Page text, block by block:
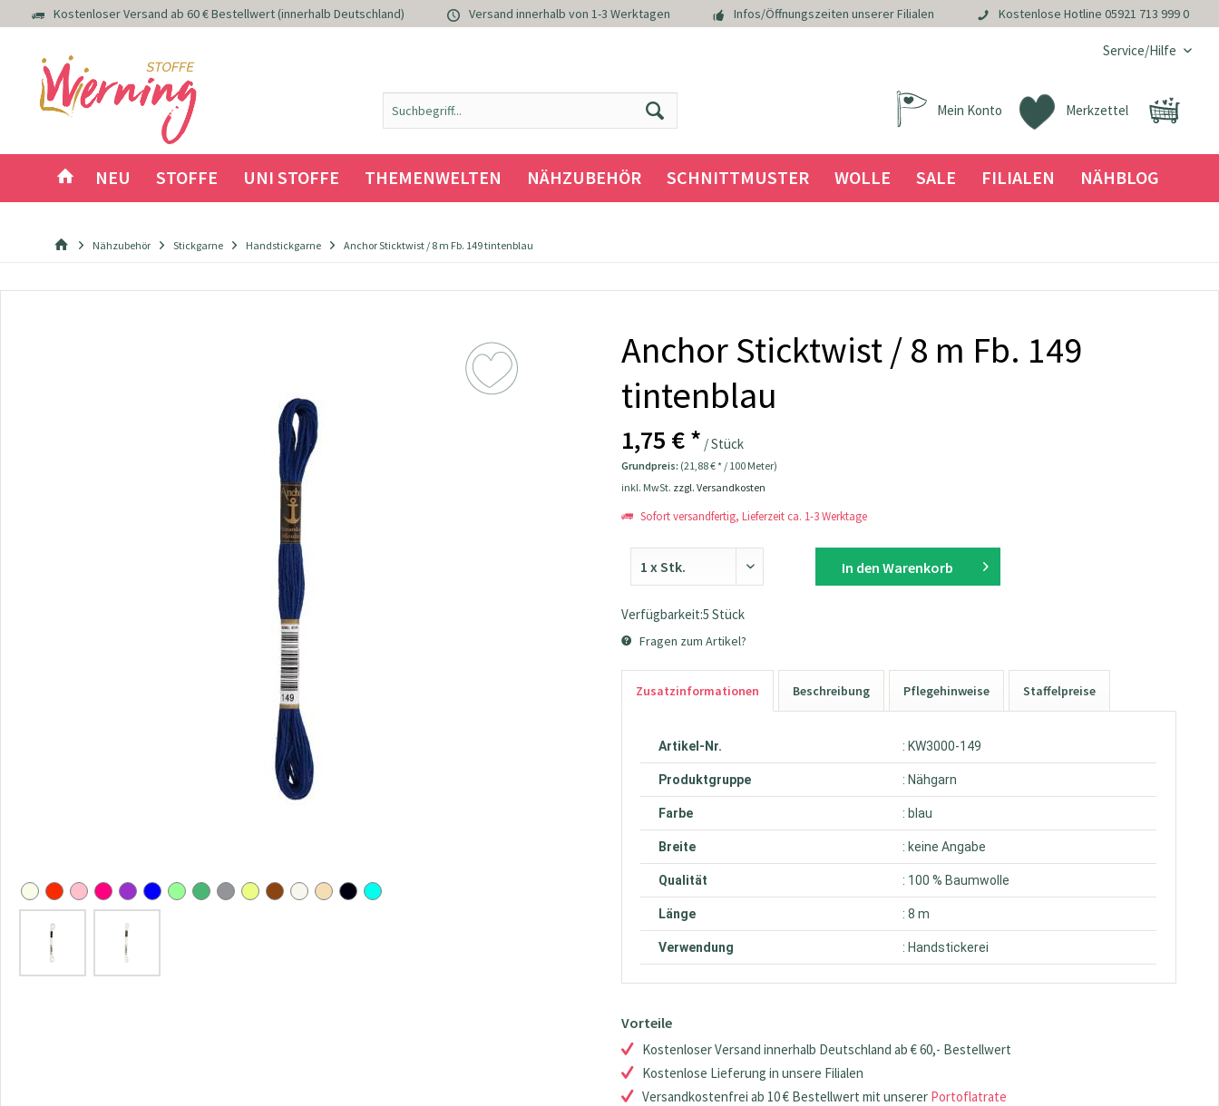
Kostenloser Versand ab 60 € Bestellwert (innerhalb Deutschland) Versand innerhalb von 1-3 Werktagen Infos/Öffnungszeiten unserer Filialen Kostenlose Hotline 05921 713 999 0
Service/Hilfe
Merkzettel
Mein Konto
NEU STOFFE UNI STOFFE THEMENWELTEN NÄHZUBEHÖR SCHNITTMUSTER WOLLE SALE FILIALEN NÄHBLOG
Nähzubehör Stickgarne Handstickgarne Anchor Sticktwist / 8 m Fb. 149 tintenblau
Anchor Sticktwist / 8 m Fb. 149
tintenblau
1,75 € * / Stück
Grundpreis: (21,88 € * / 100 Meter)
inkl. MwSt. zzgl. Versandkosten
Sofort versandfertig, Lieferzeit ca. 1-3 Werktage
In den Warenkorb
Verfügbarkeit:5 Stück
Fragen zum Artikel?
Zusatzinformationen Beschreibung Pflegehinweise Staffelpreise
Artikel-Nr. : KW3000-149
Produktgruppe : Nähgarn
Farbe : blau
Breite : keine Angabe
Qualität : 100 % Baumwolle
Länge : 8 m
Verwendung : Handstickerei
Vorteile
Kostenloser Versand innerhalb Deutschland ab € 60,- Bestellwert
Kostenlose Lieferung in unsere Filialen
Versandkostenfrei ab 10 € Bestellwert mit unserer Portoflatrate